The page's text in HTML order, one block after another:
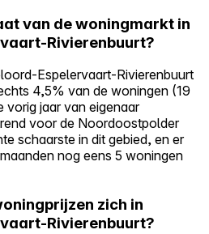
van de woningmarkt in
Rivierenbuurt?
Espelervaart-Rivierenbuurt
4,5% van de woningen (19
jaar van eigenaar
voor de Noordoostpolder
schaarste in dit gebied, en er
nog eens 5 woningen
zich in
Rivierenbuurt?